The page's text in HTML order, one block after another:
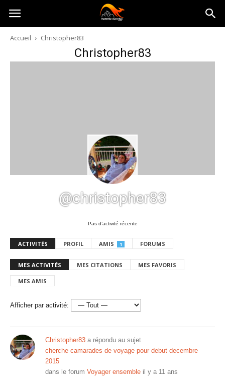
Australia-
australie.com
Accueil Christopher83
Christopher83
@christopher83
Pas d’activité récente
ACTIVITÉS PROFIL AMIS 1 FORUMS
MES ACTIVITÉS MES CITATIONS MES FAVORIS
MES AMIS
Afficher par activité:
Christopher83 a répondu au sujet
cherche camarades de voyage pour debut decembre
2015
dans le forum Voyager ensemble il y a 11 ans